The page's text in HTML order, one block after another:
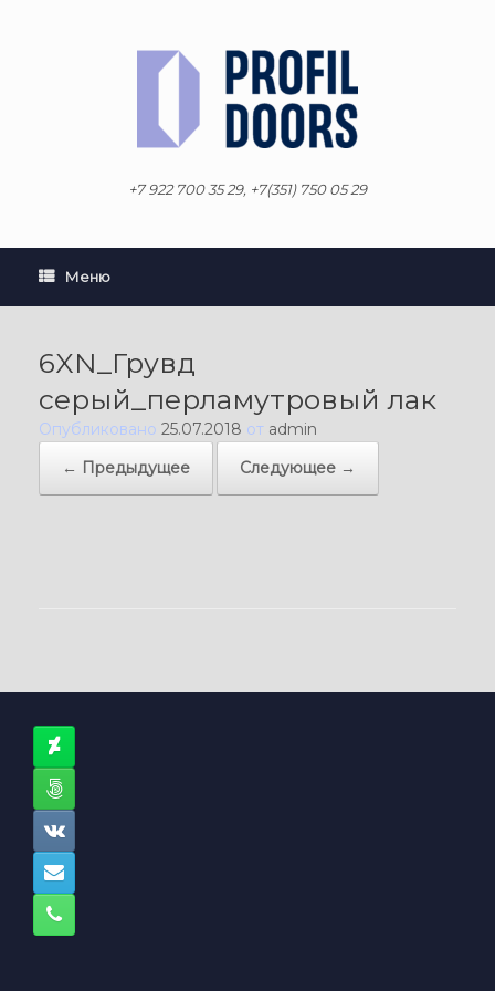
+7 922 700 35 29, +7(351) 750 05 29
Меню
6XN_Грувд
серый_перламутровый лак
Опубликовано 25.07.2018 от admin
← Предыдущее
Следующее →